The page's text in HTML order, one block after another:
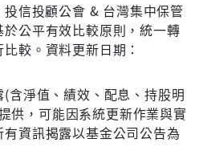
信投顧公會 & 台灣集中保管
公平有效比較原則，統一轉
較。資料更新日期：
含淨值、績效、配息、持股明
供，可能因系統更新作業與實
資訊揭露以基金公司公告為